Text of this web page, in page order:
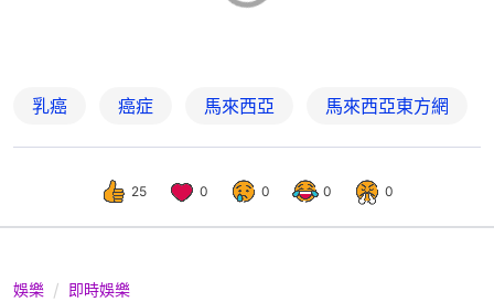
乳癌 癌症 馬來西亞 馬來西亞東方網
25 0 0 0 0
娛樂 即時娛樂